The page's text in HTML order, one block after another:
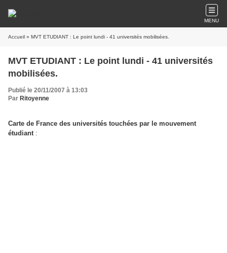
MENU
Accueil » MVT ETUDIANT : Le point lundi - 41 universités mobilisées.
MVT ETUDIANT : Le point lundi - 41 universités
mobilisées.
Publié le 20/11/2007 à 13:03
Par Ritoyenne
Carte de France des universités touchées par le mouvement
étudiant: